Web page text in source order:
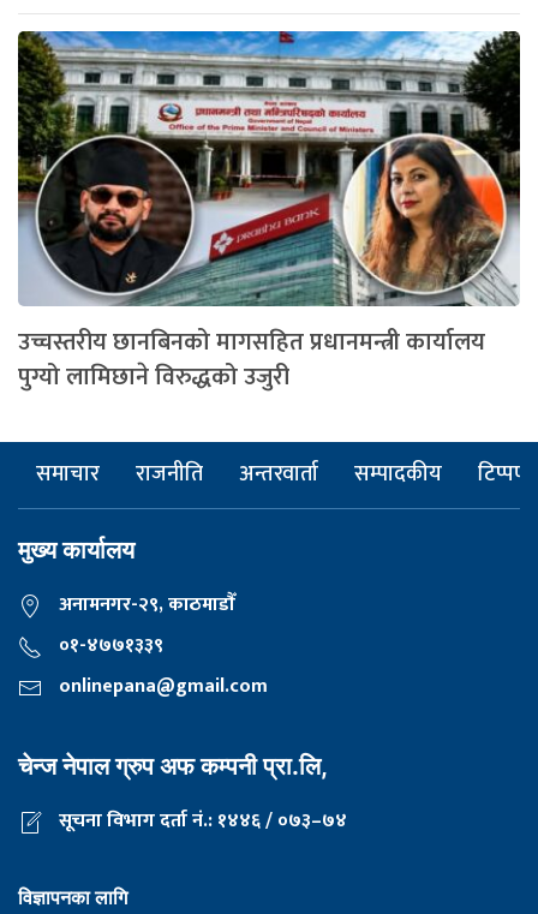
उच्चस्तरीय छानबिनको मागसहित प्रधानमन्त्री कार्यालय
पुग्यो लामिछाने विरुद्धको उजुरी
समाचार राजनीति अन्तरवार्ता सम्पादकीय टिप्पणी
मुख्य कार्यालय
अनामनगर-२९, काठमाडाैँ
०१-४७७१३३९
onlinepana@gmail.com
चेन्ज नेपाल ग्रुप अफ कम्पनी प्रा.लि,
सूचना विभाग दर्ता नं.: १४४६ / ०७३–७४
विज्ञापनका लागि